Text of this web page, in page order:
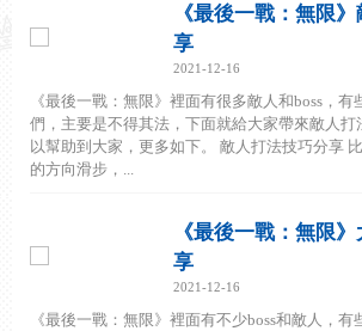
《最後一戰：無限
享
2021-12-16
《最後一戰：無限》裡面有很多敵人和boss，
們，主要是不得其法，下面就給大家帶來敵人打
以幫助到大家，更多如下。 敵人打法技巧分享
的方向滑步，...
《最後一戰：無限
享
2021-12-16
《最後一戰：無限》裡面有不少boss和敵人，有